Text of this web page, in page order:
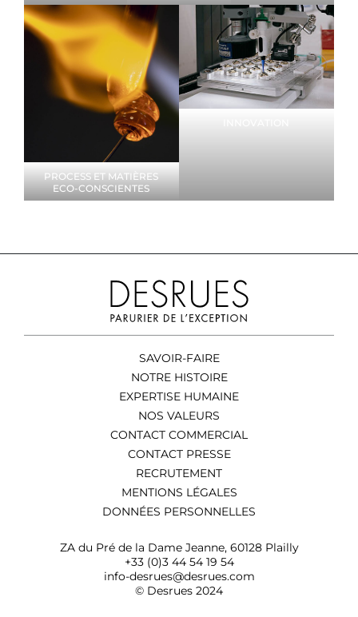
PROCESS ET MATIÈRES
ECO-CONSCIENTES
SAVOIR-FAIRE
NOTRE HISTOIRE
EXPERTISE HUMAINE
NOS VALEURS
CONTACT COMMERCIAL
CONTACT PRESSE
RECRUTEMENT
MENTIONS LÉGALES
DONNÉES PERSONNELLES
ZA du Pré de la Dame Jeanne, 60128 Plailly
+33 (0)3 44 54 19 54
info-desrues@desrues.com
© Desrues 2024